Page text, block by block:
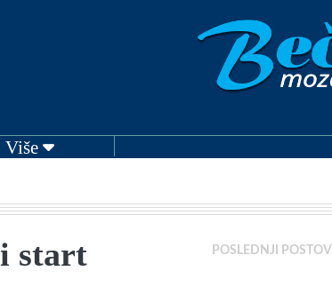
Više
start POSLEDNJI POSTOVI